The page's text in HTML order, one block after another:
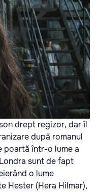
drept regizor, dar îl
după romanul
poartă într-o lume a
sunt de fapt
o lume
Hester (Hera Hilmar),